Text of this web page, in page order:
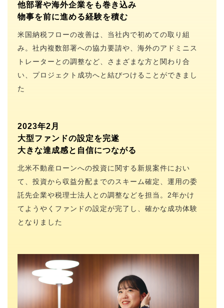
他部署や海外企業をも巻き込み
物事を前に進める経験を積む
米国納税フローの改善は、当社内で初めての取り組
み。社内複数部署への協力要請や、海外のアドミニス
トレーターとの調整など、さまざまな方と関わり合
い、プロジェクト成功へと結びつけることができまし
た
2023年2月
大型ファンドの設定を完遂
大きな達成感と自信につながる
北米不動産ローンへの投資に関する新規案件におい
て、投資から収益分配までのスキーム確定、運用の委
託先企業や税理士法人との調整などを担当。2年かけ
てようやくファンドの設定が完了し、確かな成功体験
となりました